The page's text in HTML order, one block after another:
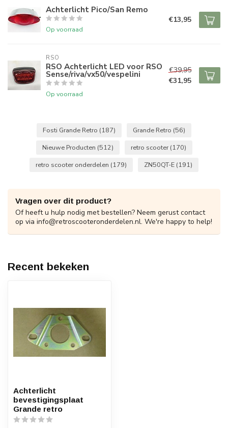
Achterlicht Pico/San Remo
Op voorraad
€13,95
RSO
RSO Achterlicht LED voor RSO
Sense/riva/vx50/vespelini
Op voorraad
€39,95
€31,95
Fosti Grande Retro (187) Grande Retro (56)
Nieuwe Producten (512) retro scooter (170)
retro scooter onderdelen (179) ZN50QT-E (191)
Vragen over dit product?
Of heeft u hulp nodig met bestellen? Neem gerust contact
op via info@retroscooteronderdelen.nl. We're happy to help!
Recent bekeken
Achterlicht
bevestigingsplaat
Grande retro